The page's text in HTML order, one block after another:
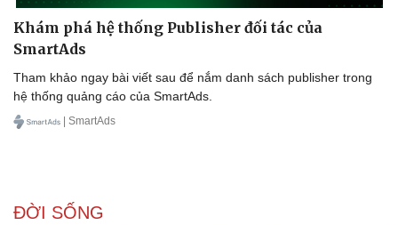
Khám phá hệ thống Publisher đối tác của
SmartAds
Tham khảo ngay bài viết sau để nắm danh sách publisher trong
hệ thống quảng cáo của SmartAds.
| SmartAds
ĐỜI SỐNG